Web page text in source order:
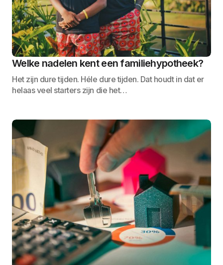
Welke nadelen kent een familiehypotheek?
Het zijn dure tijden. Héle dure tijden. Dat houdt in dat er
helaas veel starters zijn die het…